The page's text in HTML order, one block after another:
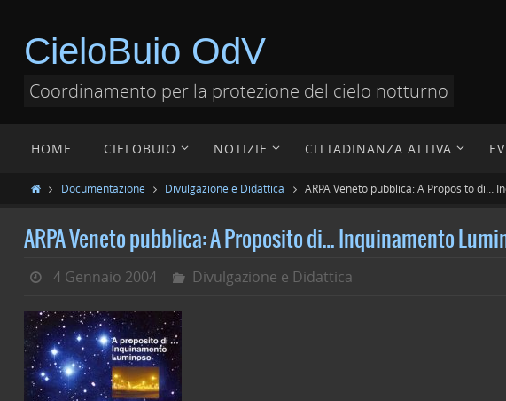
CieloBuio OdV
Coordinamento per la protezione del cielo notturno
HOME CIELOBUIO NOTIZIE CITTADINANZA ATTIVA
Documentazione Divulgazione e Didattica ARPA Veneto pubblica: A Proposito di…
ARPA Veneto pubblica: A Proposito di… Inquinamento
4 Gennaio 2004 Divulgazione e Didattica